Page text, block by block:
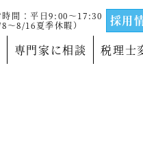
時間：平日9:00～17:30
8～8/16夏季休暇）
採用
専門家に相談 税理士